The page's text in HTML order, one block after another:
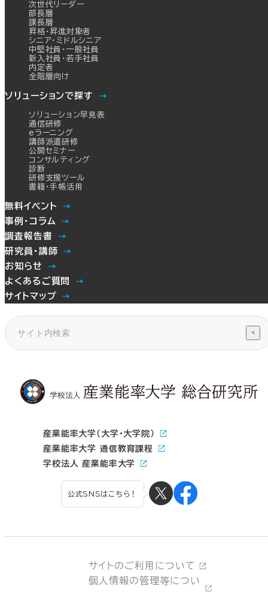
次世代リーダー
部長層
課長層
昇格・昇進対象者
シニア・ミドルシニア
中堅社員・一般社員
新入社員・若手社員
内定者
全階層向け
ソリューションで探す
ソリューション早見表
通信研修
eラーニング
講師派遣研修
公開セミナー
コンサルティング
診断
研修支援ツール
書籍・手帳活用
無料イベント
事例・コラム
調査報告書
研究員・講師
お知らせ
よくあるご質問
サイトマップ
産業能率大学（大学・大学院）
産業能率大学 通信教育課程
学校法人 産業能率大学
公式SNSはこちら！
サイトのご利用について
個人情報の管理等につい